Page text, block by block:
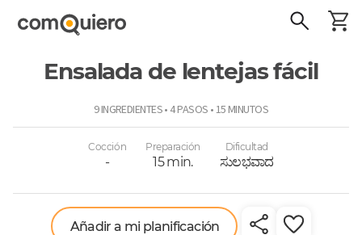
Ensalada de lentejas fácil
9 INGREDIENTES • 4 PASOS • 15 MINUTOS
Cocción
-
Preparación
15 min.
Dificultad
ಸುಲಭವಾದ
Añadir a mi planificación